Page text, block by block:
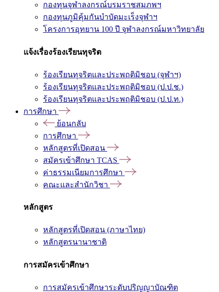
กองทุนจุฬาลงกรณ์บรมราชสมภพฯ
กองทุนภูมิคุ้มกันบำบัดมะเร็งจุฬาฯ
โครงการอุทยาน 100 ปี จุฬาลงกรณ์มหาวิทยาลัย
แจ้งเรื่องร้องเรียนทุจริต
ร้องเรียนทุจริตและประพฤติมิชอบ (จุฬาฯ)
ร้องเรียนทุจริตและประพฤติมิชอบ (ป.ป.ช.)
ร้องเรียนทุจริตและประพฤติมิชอบ (ป.ป.ท.)
การศึกษา
ย้อนกลับ
การศึกษา
หลักสูตรที่เปิดสอน
สมัครเข้าศึกษา TCAS
ค่าธรรมเนียมการศึกษา
คณะและสำนักวิชา
หลักสูตร
หลักสูตรที่เปิดสอน (ภาษาไทย)
หลักสูตรนานาชาติ
การสมัครเข้าศึกษา
การสมัครเข้าศึกษาระดับปริญญาบัณฑิต